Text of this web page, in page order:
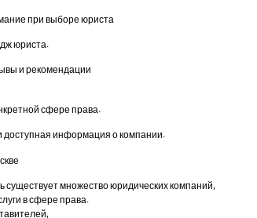
при выборе юриста
юриста.
и рекомендации
сфере права.
информация о компании.
существует множество юридических компаний,
в сфере права.